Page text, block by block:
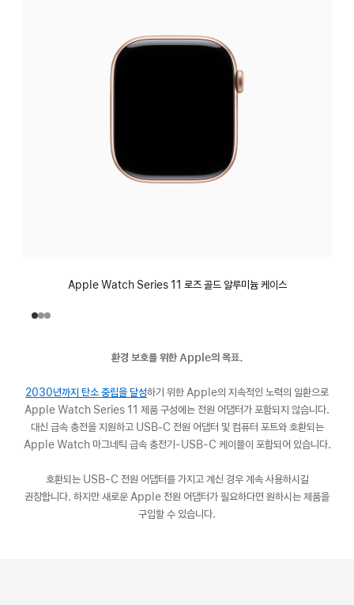
Apple Watch Series 11 로즈 골드 알루미늄 케이스
환경 보호를 위한 Apple의 목표.
2030년까지 탄소 중립을 달성(새
창에서
열림)
하기 위한 Apple의 지속적인 노력의 일환으로
Apple Watch Series 11 제품 구성에는 전원 어댑터가 포함되지 않습니다.
대신 급속 충전을 지원하고 USB‑C 전원 어댑터 및 컴퓨터 포트와 호환되는
Apple Watch 마그네틱 급속 충전기-USB-C 케이블이 포함되어 있습니다.
호환되는 USB-C 전원 어댑터를 가지고 계신 경우 계속 사용하시길
권장합니다. 하지만 새로운 Apple 전원 어댑터가 필요하다면 원하시는 제품을
구입할 수 있습니다.